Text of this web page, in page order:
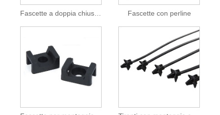
Fascette a doppia chiusura Fascette con perline